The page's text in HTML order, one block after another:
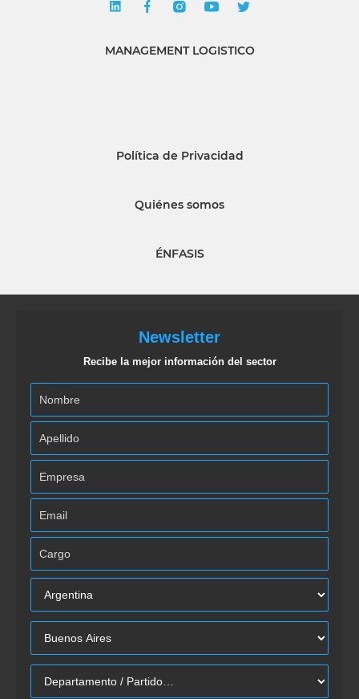
MANAGEMENT LOGISTICO
Política de Privacidad
Quiénes somos
ÉNFASIS
Newsletter
Recibe la mejor información del sector